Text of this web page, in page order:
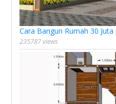
Cara Bangun Rumah 30
235787 views